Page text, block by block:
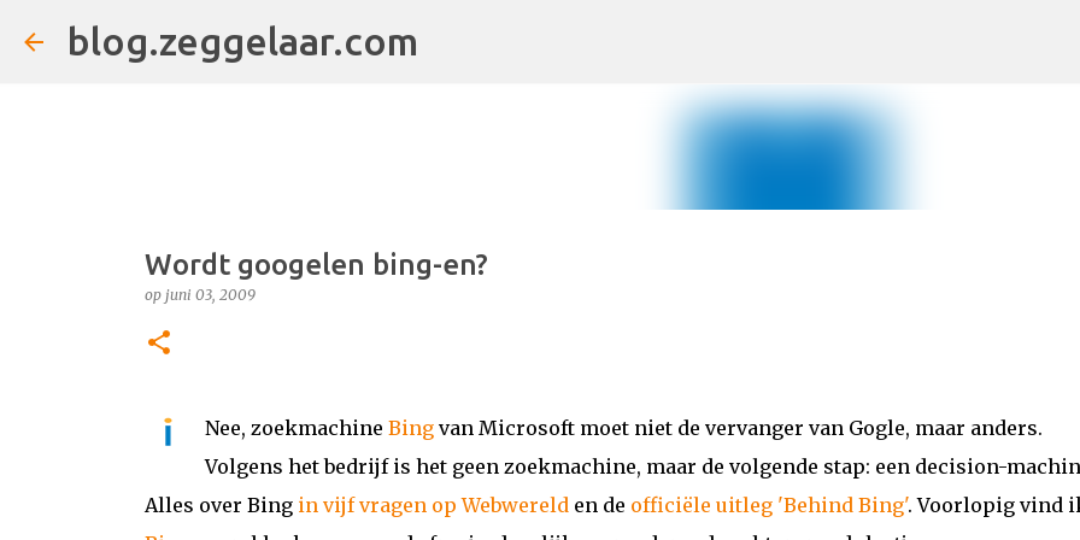
blog.zeggelaar.com
Wordt googelen bing-en?
op juni 03, 2009
Nee, zoekmachine Bingvan Microsoft moet niet de vervanger van Gogle, maar anders.
Volgens het bedrijf is het geen zoekmachine, maar de volgende stap: een decision-
Alles over Bing in vijf vragen op Webwerelden de officiële uitleg 'Behind Bing'. Voorlopig vind